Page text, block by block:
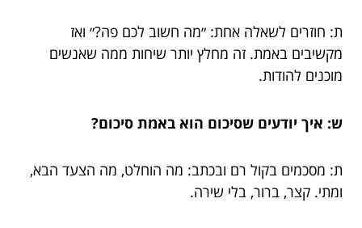
ת: חוזרים לשאלה אחת: ״מה חשוב לכם פה?״ ואז
מקשיבים באמת. זה מחלץ יותר שיחות ממה שאנשים
מוכנים להודות.
ש: איך יודעים שסיכום הוא באמת סיכום?
ת: מסכמים בקול רם ובכתב: מה הוחלט, מה הצעד הבא,
ומתי. קצר, ברור, בלי שירה.